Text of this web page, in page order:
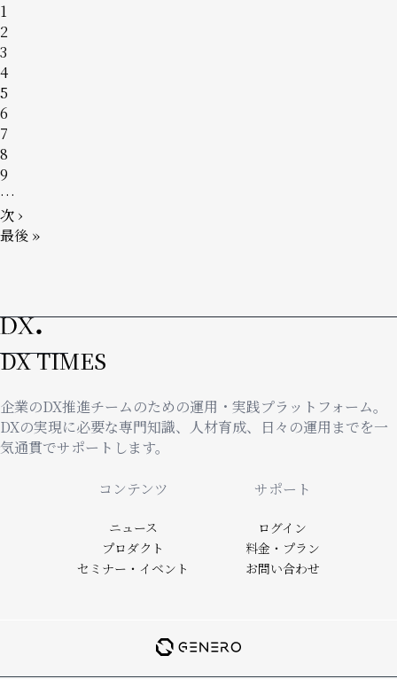
ペ
ー
ジ
送
り
ペ
ー
ジ
1
ペ
ー
ジ
2
ペ
ー
ジ
3
ペ
ー
ジ
4
ペ
ー
ジ
5
ペ
ー
ジ
6
ペ
ー
ジ
7
ペ
ー
ジ
8
ペ
ー
ジ
9
…
次
ペ
次 ›
最
ジ
最後 »
DX TIMES
企業のDX推進チームのための運用・実践プラットフォーム。
DXの実現に必要な専門知識、人材育成、日々の運用までを一
気通貫でサポートします。
コンテンツ
ニュース
プロダクト
セミナー・イベント
サポート
ログイン
料金・プラン
お問い合わせ